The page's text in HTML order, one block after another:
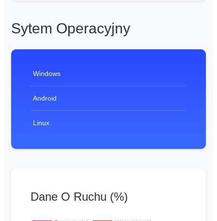
Sytem Operacyjny
Windows
Android
Linux
Dane O Ruchu (%)